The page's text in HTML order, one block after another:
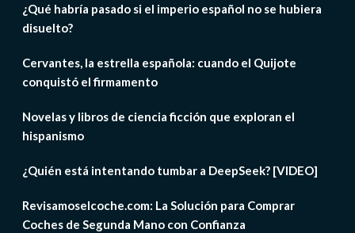
¿Qué habría pasado si el imperio español no se hubiera
disuelto?
Cervantes, la estrella española: cuando el Quijote
conquistó el firmamento
Novelas y libros de ciencia ficción que exploran el
hispanismo
¿Quién está intentando tumbar a DeepSeek? [VIDEO]
Revisamoselcoche.com: La Solución para Comprar
Coches de Segunda Mano con Confianza